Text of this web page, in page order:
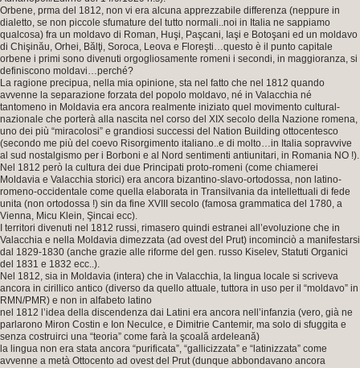
Orbene, prma del 1812, non vi era alcuna apprezzabile differenza (neppure in
dialetto, se non piccole sfumature del tutto normali..noi in Italia ne sappiamo
qualcosa) fra un moldavo di Roman, Huşi, Paşcani, Iaşi e Botoşani ed un moldavo
di Chişinău, Orhei, Bălţi, Soroca, Leova e Floreşti…questo è il punto capitale
orbene i primi sono divenuti orgogliosamente romeni i secondi, in maggioranza, si
definiscono moldavi…perché?
La ragione precipua, nella mia opinione, sta nel fatto che nel 1812 quando
avvenne la separazione forzata del popolo moldavo, né in Valacchia né
tantomeno in Moldavia era ancora realmente iniziato quel movimento cultural-
nazionale che porterà alla nascita nel corso del XIX secolo della Nazione romena,
uno dei più “miracolosi” e grandiosi successi del Nation Building ottocentesco
(secondo me più del coevo Risorgimento italiano..e di molto…in Italia sopravvive
al sud nostalgismo per i Borboni e al Nord sentimenti antiunitari, in Romania NO !).
Nel 1812 però la cultura dei due Principati proto-romeni (come chiamerei
Moldavia e Valacchia storici) era ancora bizantino-slavo-ortodossa, non latino-
romeno-occidentale come quella elaborata in Transilvania da intellettuali di fede
unita (non ortodossa !) sin da fine XVIII secolo (famosa grammatica del 1780, a
Vienna, Micu Klein, Şincai ecc).
I territori divenuti nel 1812 russi, rimasero quindi estranei all’evoluzione che in
Valacchia e nella Moldavia dimezzata (ad ovest del Prut) incominciò a manifestarsi
dal 1829-1830 (anche grazie alle riforme del gen. russo Kiselev, Statuti Organici
del 1831 e 1832 ecc..).
Nel 1812, sia in Moldavia (intera) che in Valacchia, la lingua locale si scriveva
ancora in cirillico antico (diverso da quello attuale, tuttora in uso per il “moldavo” in
RMN/PMR) e non in alfabeto latino
nel 1812 l’idea della discendenza dai Latini era ancora nell’infanzia (vero, già ne
parlarono Miron Costin e Ion Neculce, e Dimitrie Cantemir, ma solo di sfuggita e
senza costruirci una “teoria” come farà la şcoală ardeleană)
la lingua non era stata ancora “purificata”, “gallicizzata” e “latinizzata” come
avvenne a metà Ottocento ad ovest del Prut (dunque abbondavano ancora